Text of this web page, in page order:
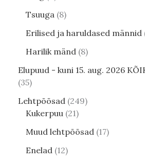
Tsuuga 8
Erilised ja haruldased männid
Harilik mänd 8
Elupuud - kuni 15. aug. 2026
35
Lehtpõõsad 249
Kukerpuu 21
Muud lehtpõõsad 17
Enelad 12